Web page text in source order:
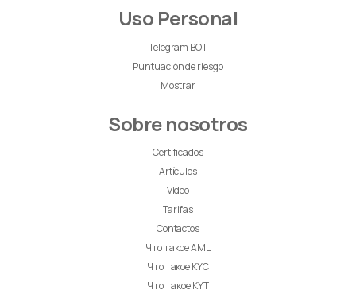
Uso Personal
Telegram BOT
Puntuación de riesgo
Mostrar
Sobre nosotros
Certificados
Artículos
Video
Tarifas
Contactos
Что такое AML
Что такое KYC
Что такое KYT